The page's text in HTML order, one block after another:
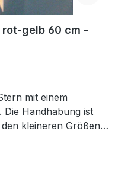
gelb 60 cm -
mit einem
Handhabung ist
kleineren Größen.